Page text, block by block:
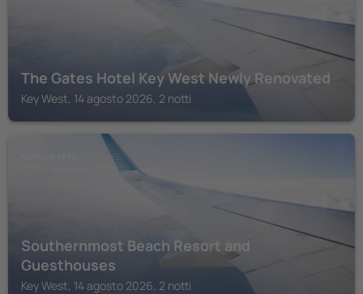
The Gates Hotel Key West Newly Renovated
Key West, 14 agosto 2026, 2 notti
Southernmost Beach Resort and
Guesthouses
Key West, 14 agosto 2026, 2 notti